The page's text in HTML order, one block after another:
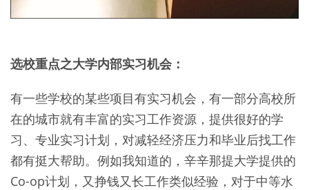
选校重点之大学内部实习机会：
有一些学校的某些项目有实习机会，有一部分高校所
在的城市就有丰富的实习工作资源，提供很好的学
习、专业实习计划，对减轻经济压力和毕业后找工作
都有挺大帮助。例如我知道的，辛辛那提大学提供的
Co-op计划，又挣钱又长工作类似经验，对于中等水